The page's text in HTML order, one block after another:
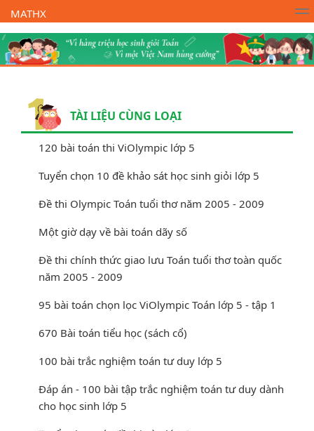
MATHX
Trường Toán Online MATHX Học toán - Lớp 1
TÀI LIỆU CÙNG LOẠI
120 bài toán thi ViOlympic lớp 5
Tuyển chọn 10 đề khảo sát học sinh giỏi lớp 5
Đề thi Olympic Toán tuổi thơ năm 2005 - 2009
Một giờ dạy về bài toán dãy số
Đề thi chính thức giao lưu Toán tuổi thơ toàn quốc
năm 2005 - 2009
95 bài toán chọn lọc ViOlympic Toán lớp 5 - tập 1
670 Bài toán tiểu học (sách cổ)
100 bài trắc nghiệm toán tư duy lớp 5
Đáp án - 100 bài tập trắc nghiệm toán tư duy dành
cho học sinh lớp 5